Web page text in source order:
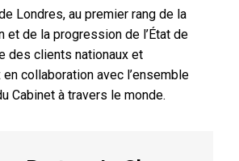
Londres, au premier rang de la
et de la progression de l’État de
des clients nationaux et
en collaboration avec l’ensemble
Cabinet à travers le monde.